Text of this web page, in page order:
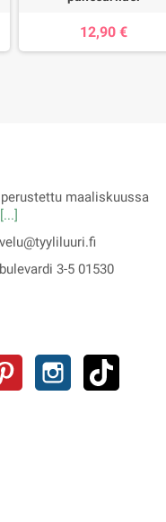
12,90 €
maaliskuussa
[...]
3-5 01530
Pinterest Instagram